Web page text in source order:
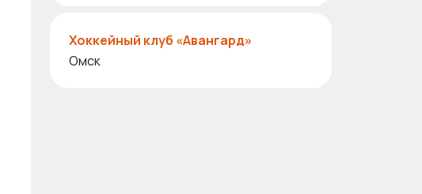
Хоккейный клуб «Авангард»
Омск